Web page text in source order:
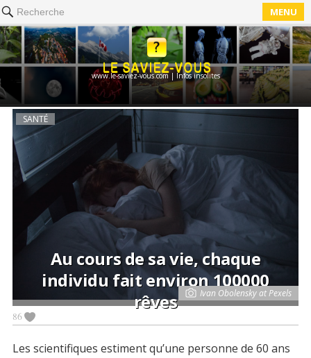
Recherche MENU
www.le-saviez-vous.com | Infos insolites
SANTÉ
Au cours de sa vie, chaque
individu fait environ 100000
rêves
Ivan Obolensky at Pexels
86
Les scientifiques estiment qu’une personne de 60 ans